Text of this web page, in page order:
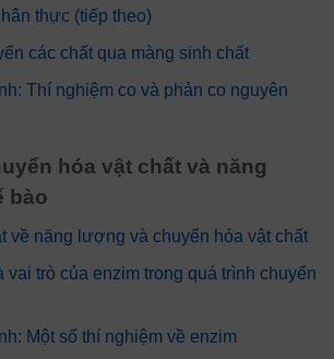
thực (tiếp theo)
các chất qua màng sinh chất
Thí nghiệm co và phản co nguyên
hóa vật chất và năng
bào
về năng lượng và chuyển hóa vật chất
vai trò của enzim trong quá trình chuyển
Một số thí nghiệm về enzim